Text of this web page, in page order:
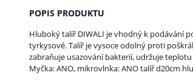
POPIS PRODUKTU
Hluboký talíř DIWALI je vhodný k podávání
tyrkysové. Talíř je vysoce odolný proti
zabraňuje usazování bakterií, udržuje
Myčka: ANO, mikrovlnka: ANO talíř d20cm